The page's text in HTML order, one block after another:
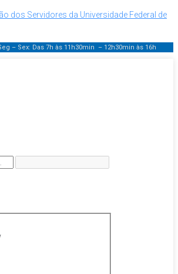
dos Servidores da Universidade Federal de
– Sex: Das 7h às 11h30min – 12h30min às 16h